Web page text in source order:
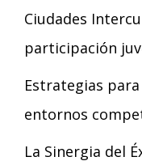
Ciudades
participación
Estrategias
entornos
La Sinergia del